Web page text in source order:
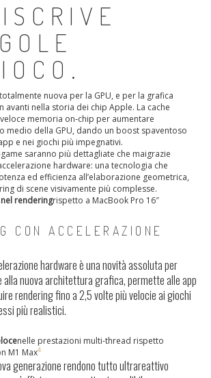
nuova per la GPU, e per la grafica
avanti nella storia dei chip Apple. La cache
memoria on‑chip per aumentare
medio della GPU, dando un boost spaventoso
e nei giochi più impegnativi.
saranno più dettagliate che maigrazie
hardware: una tecnologia che
ed efficienza all’elaborazione geometrica,
di scene visivamente più complesse.
renderingrispetto a MacBook Pro 16″
CON ACCELERAZIONE
hardware è una novità assoluta per
alla nuova architettura grafica, permette alle app
rendering fino a 2,5 volte più velocie ai giochi
più realistici.
nelle prestazioni multi-thread rispetto
M1 Max4
generazionerendono tutto ultrareattivo